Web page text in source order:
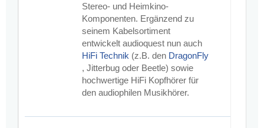
Stereo- und Heimkino-
Komponenten. Ergänzend zu
seinem Kabelsortiment
entwickelt audioquest nun auch
HiFi Technik (z.B. den DragonFly
, Jitterbug oder Beetle) sowie
hochwertige HiFi Kopfhörer für
den audiophilen Musikhörer.